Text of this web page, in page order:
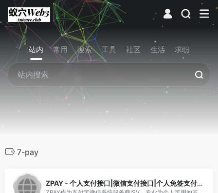
站内 常用 搜索 工具 社区 生活 求职
7-pay
ZPAY - 个人支付接口|微信支付接口|个人免签支付平台